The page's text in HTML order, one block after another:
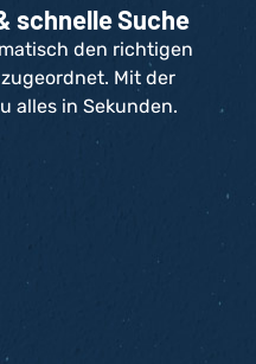
schnelle Suche
den richtigen
Mit der
alles in Sekunden.